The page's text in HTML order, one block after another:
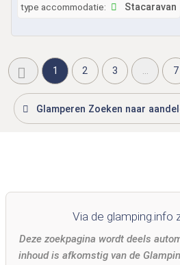
type accommodatie: Stacaravan
1 2 3 ... 7
Glamperen Zoeken naar
Via de glamping.info
Deze zoekpagina wordt deels
inhoud is afkomstig van de